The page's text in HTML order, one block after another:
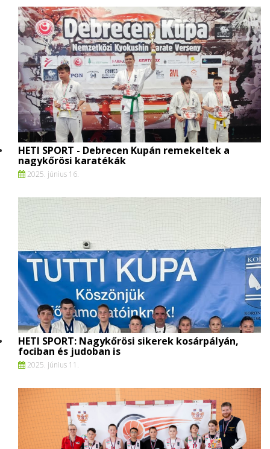
HETI SPORT - Debrecen Kupán remekeltek a
nagykőrösi karatékák
2025. június 16.
HETI SPORT: Nagykőrösi sikerek kosárpályán,
fociban és judoban is
2025. június 11.